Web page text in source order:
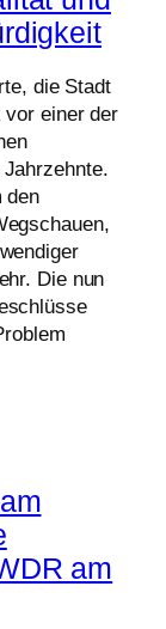
die Stadt
vor einer der
den
Die nun
am